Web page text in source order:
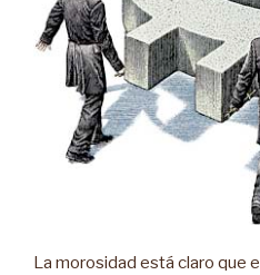
La morosidad está claro que